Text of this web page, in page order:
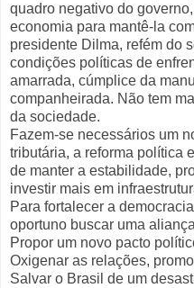
quadro negativo do
economia para mantê-la
presidente Dilma, refém do
condições políticas de
amarrada, cúmplice da
companheirada. Não tem
da sociedade.
Fazem-se necessários um
tributária, a reforma política
de manter a estabilidade,
investir mais em
Para fortalecer a
oportuno buscar uma
Propor um novo pacto
Oxigenar as relações,
Salvar o Brasil de um